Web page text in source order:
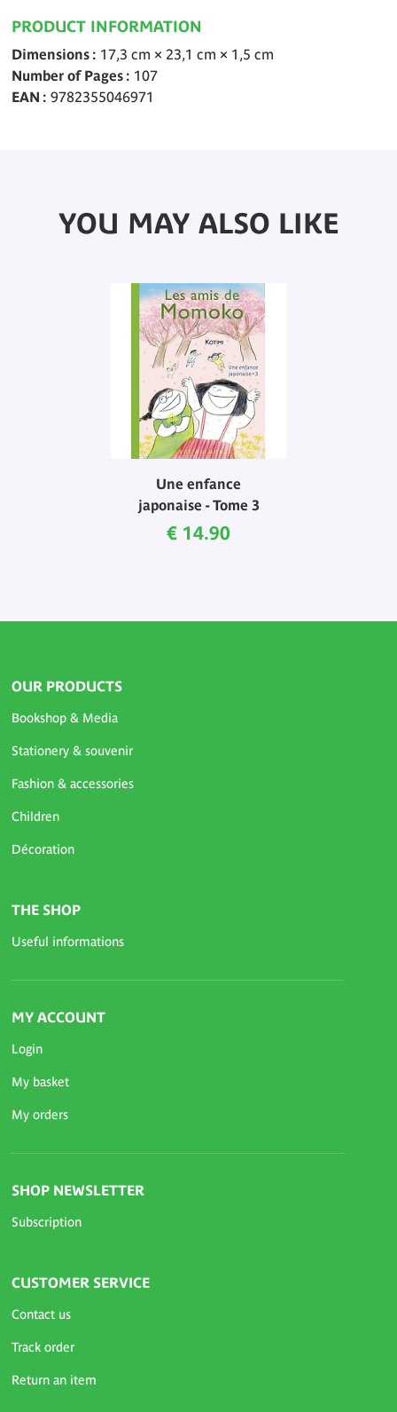
PRODUCT INFORMATION
Dimensions
17,3 cm × 23,1 cm × 1,5 cm
Number of Pages
107
EAN
9782355046971
YOU MAY ALSO LIKE
Une enfance
japonaise - Tome 3
Current price
€ 14.90
OUR PRODUCTS
Bookshop & Media
Stationery & souvenir
Fashion & accessories
Children
Décoration
THE SHOP
Useful informations
MY ACCOUNT
Login
My basket
My orders
SHOP NEWSLETTER
Subscription
CUSTOMER SERVICE
Contact us
Track order
Return an item